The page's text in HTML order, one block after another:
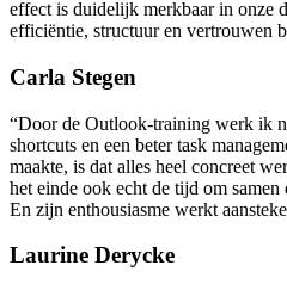
effect is duidelijk merkbaar in onze
efficiëntie, structuur en vertrouwen
Carla Stegen
“Door de Outlook-training werk ik
shortcuts en een beter task
maakte, is dat alles heel concreet
het einde ook echt de tijd om
En zijn enthousiasme werkt
Laurine Derycke